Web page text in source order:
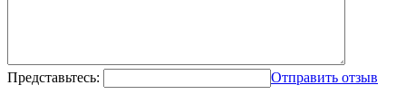
Представьтесь: Отправить отзыв